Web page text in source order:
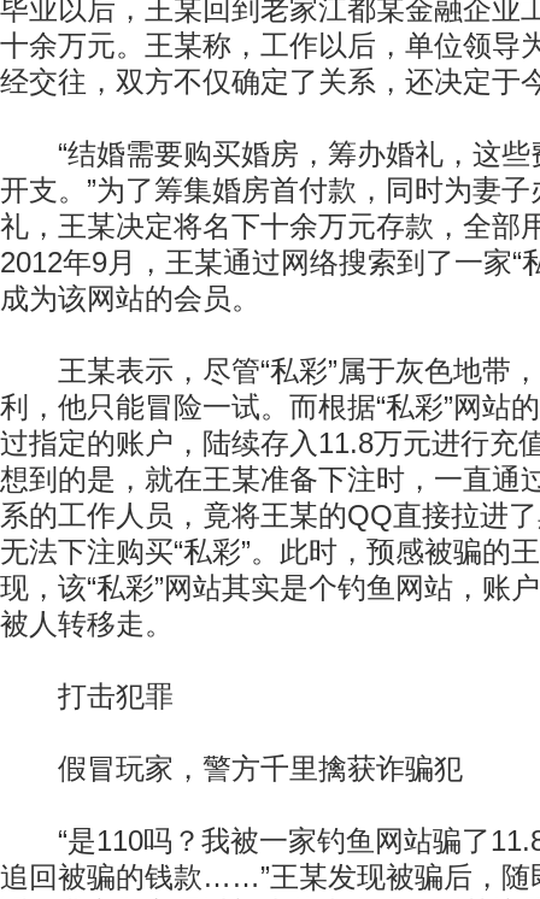
毕业以后，王某回到老家江都某金融企业
十余万元。王某称，工作以后，单位领导
经交往，双方不仅确定了关系，还决定于
“结婚需要购买婚房，筹办婚礼，这些
开支。”为了筹集婚房首付款，同时为妻
礼，王某决定将名下十余万元存款，全部
2012年9月，王某通过网络搜索到了一家“
成为该网站的会员。
王某表示，尽管“私彩”属于灰色地带
利，他只能冒险一试。而根据“私彩”网站
过指定的账户，陆续存入11.8万元进行充
想到的是，就在王某准备下注时，一直通
系的工作人员，竟将王某的QQ直接拉进
无法下注购买“私彩”。此时，预感被骗的
现，该“私彩”网站其实是个钓鱼网站，账
被人转移走。
打击犯罪
假冒玩家，警方千里擒获诈骗犯
“是110吗？我被一家钓鱼网站骗了
追回被骗的钱款……”王某发现被骗后，随